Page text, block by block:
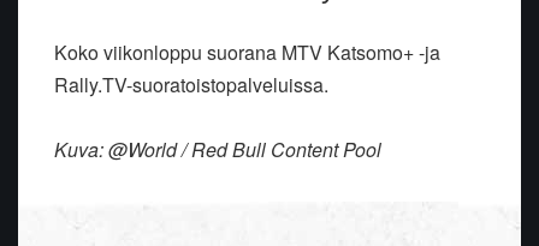
Koko viikonloppu suorana MTV Katsomo+ -ja
Rally.TV-suoratoistopalveluissa.
Kuva: @World / Red Bull Content Pool